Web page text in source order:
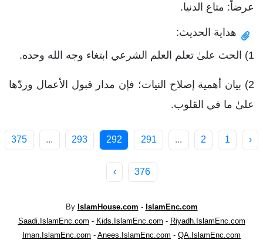
عرضاً: متاع الدنيا.
هداية الحديث:
1) الحث علىٰ تعلم العلم الشرعي ابتغاء وجه الله وحده.
2) بيان أهمية إصلاح النيات؛ فإن مدار قبول الأعمال وردّها
علىٰ ما في القلوب.
‹
1
2
...
291
292
293
...
375
376
›
By IslamHouse.com - IslamEnc.com
Saadi.IslamEnc.com - Kids.IslamEnc.com - Riyadh.IslamEnc.com
Iman.IslamEnc.com - Anees.IslamEnc.com - QA.IslamEnc.com